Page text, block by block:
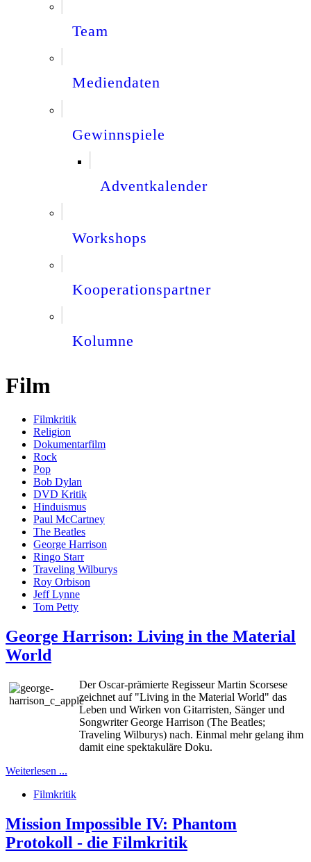
Team
Mediendaten
Gewinnspiele
Adventkalender
Workshops
Kooperationspartner
Kolumne
Film
Filmkritik
Religion
Dokumentarfilm
Rock
Pop
Bob Dylan
DVD Kritik
Hinduismus
Paul McCartney
The Beatles
George Harrison
Ringo Starr
Traveling Wilburys
Roy Orbison
Jeff Lynne
Tom Petty
George Harrison: Living in the Material
World
Der Oscar-prämierte Regisseur Martin Scorsese
zeichnet auf "Living in the Material World" das
Leben und Wirken von Gitarristen, Sänger und
Songwriter George Harrison (The Beatles;
Traveling Wilburys) nach. Einmal mehr gelang ihm
damit eine spektakuläre Doku.
Weiterlesen ...
Filmkritik
Mission Impossible IV: Phantom
Protokoll - die Filmkritik